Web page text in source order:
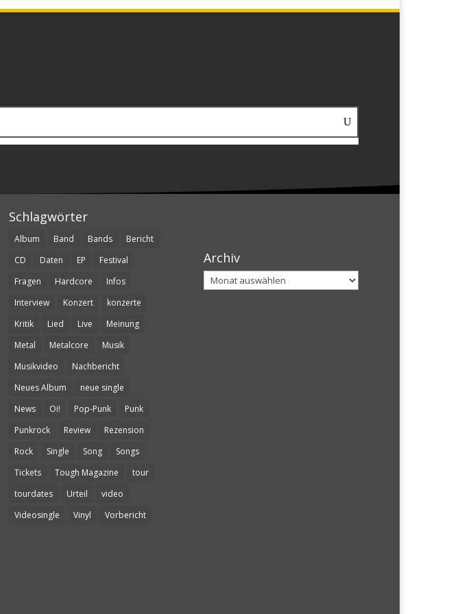
Schlagwörter
Album Band Bands
Bericht
CD
Daten EP
Festival
Fragen
Hardcore
Infos
Interview
Konzert
konzerte
Kritik
Lied Live
Meinung
Metal
Metalcore
Musik
Musikvideo
Nachbericht
Neues Album
neue single
News
Oi! Pop-Punk
Punk
Punkrock
Review
Rezension
Rock
Single Song
Songs
Tickets
Tough Magazine
tour
tourdates
Urteil
video
Videosingle
Vinyl Vorbericht
Archiv
Archiv